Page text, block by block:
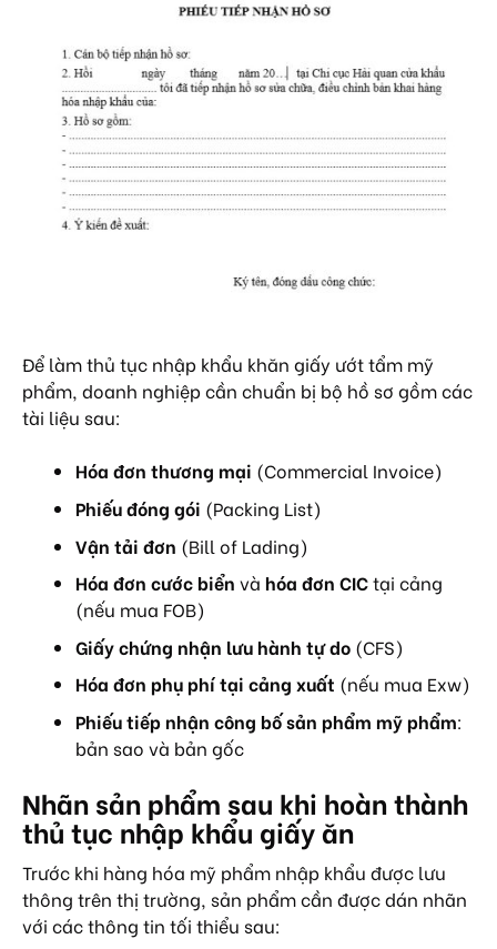
Để làm thủ tục nhập khẩu khăn giấy ướt tẩm mỹ
phẩm, doanh nghiệp cần chuẩn bị bộ hồ sơ gồm các
tài liệu sau:
Hóa đơn thương mại (Commercial Invoice)
Phiếu đóng gói (Packing List)
Vận tải đơn (Bill of Lading)
Hóa đơn cước biển và hóa đơn CICtại cảng
(nếu mua FOB)
Giấy chứng nhận lưu hành tự do (CFS)
Hóa đơn phụ phí tại cảng xuất (nếu mua Exw)
Phiếu tiếp nhận công bố sản phẩm mỹ phẩm:
bản sao và bản gốc
Nhãn sản phẩm sau khi hoàn thành
thủ tục nhập khẩu giấy ăn
Trước khi hàng hóa mỹ phẩm nhập khẩu được lưu
thông trên thị trường, sản phẩm cần được dán nhãn
với các thông tin tối thiểu sau: